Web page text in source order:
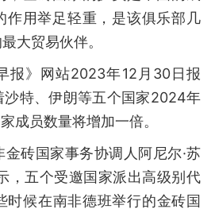
作用举足轻重，是该俱乐部几
大贸易伙伴。
报》网站2023年12月30日报
沙特、伊朗等五个国家2024年
成员数量将增加一倍。
砖国家事务协调人阿尼尔·苏
，五个受邀国家派出高级别代
时候在南非德班举行的金砖国